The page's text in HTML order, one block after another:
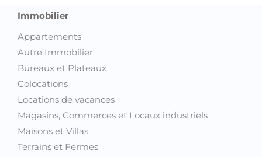
Immobilier
Appartements
Autre Immobilier
Bureaux et Plateaux
Colocations
Locations de vacances
Magasins, Commerces et Locaux industriels
Maisons et Villas
Terrains et Fermes